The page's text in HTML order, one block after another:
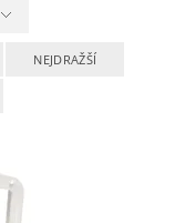
NEJDRAŽŠÍ